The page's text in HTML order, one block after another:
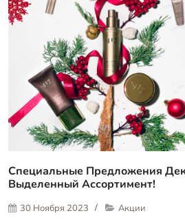
Специальные Предложения
Выделенный Ассортимент!
30 Ноября 2023 Акции